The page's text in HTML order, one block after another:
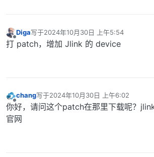
离线
Diga写于2024年10月30日 上午5:54
最后由 编辑
打 patch，增加 Jlink 的 device
离线
chang写于2024年10月30日 上午6:02
最后由 编辑
你好，请问这个patch在那里下载呢？
官网